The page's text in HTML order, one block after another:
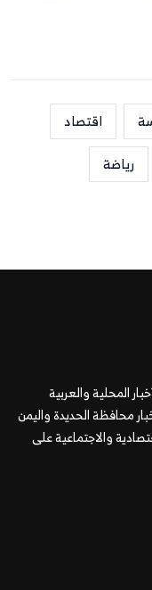
اقتصاد
رياضة
المحلية والعربية
محافظة الحديدة واليمن
والاجتماعية على